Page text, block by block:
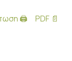
🖨 PDF 📄